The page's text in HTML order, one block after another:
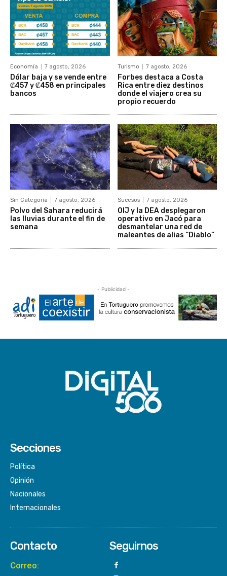
Economía 7 agosto, 2026
Dólar baja y se vende entre
₡457 y ₡458 en principales
bancos
Turismo 7 agosto, 2026
Forbes destaca a Costa
Rica entre diez destinos
donde el viajero crea su
propio recuerdo
Sin Categoría 7 agosto, 2026
Polvo del Sahara reducirá
las lluvias durante el fin de
semana
Sucesos 7 agosto, 2026
OIJ y la DEA desplegaron
operativo en Jacó para
desmantelar una red de
maleantes de alias “Diablo”
- Publicidad -
Secciones
Política
Opinión
Nacionales
Internacionales
Contacto
Correo:
Seguirnos